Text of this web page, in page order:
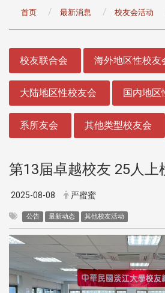
首页 最新消息 校友会活动
校友联合会 海外地区性校友
大陆地区性校友会 国内地区
系所友会 其他类型校友会
第13届卓越校友 25人上
2025-08-08 严蜜蜜
公告 最新动态 其他校友活动